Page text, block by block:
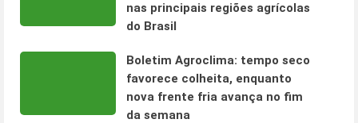
nas principais regiões agrícolas
do Brasil
Boletim Agroclima: tempo seco
favorece colheita, enquanto
nova frente fria avança no fim
da semana